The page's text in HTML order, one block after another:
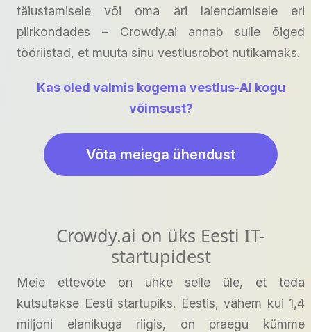
täiustamisele või oma äri laiendamisele eri
piirkondades – Crowdy.ai annab sulle õiged
tööriistad, et muuta sinu vestlusrobot nutikamaks.
Kas oled valmis kogema vestlus-AI kogu
võimsust?
Võta meiega ühendust
Crowdy.ai on üks Eesti IT-
startupidest
Meie ettevõte on uhke selle üle, et teda
kutsutakse Eesti startupiks. Eestis, vähem kui 1,4
miljoni elanikuga riigis, on praegu kümme